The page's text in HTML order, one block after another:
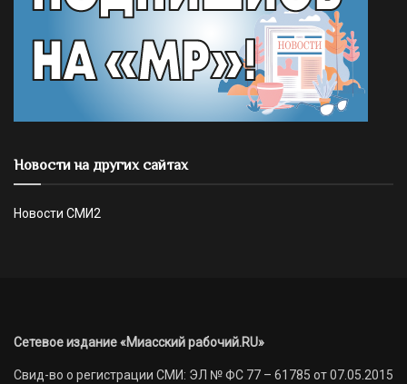
Новости на других сайтах
Новости СМИ2
Сетевое издание «Миасский рабочий.RU»
Свид-во о регистрации СМИ: ЭЛ № ФС 77 – 61785 от 07.05.2015